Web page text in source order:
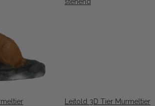
Leitold 3D Tier Murmeltier